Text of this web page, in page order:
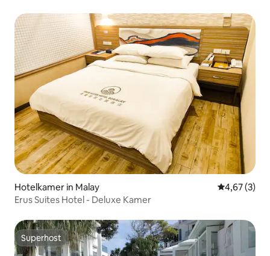
Hotelkamer in Malay
4,67 (3)
Erus Suites Hotel - Deluxe Kamer
Superhost
Superhost